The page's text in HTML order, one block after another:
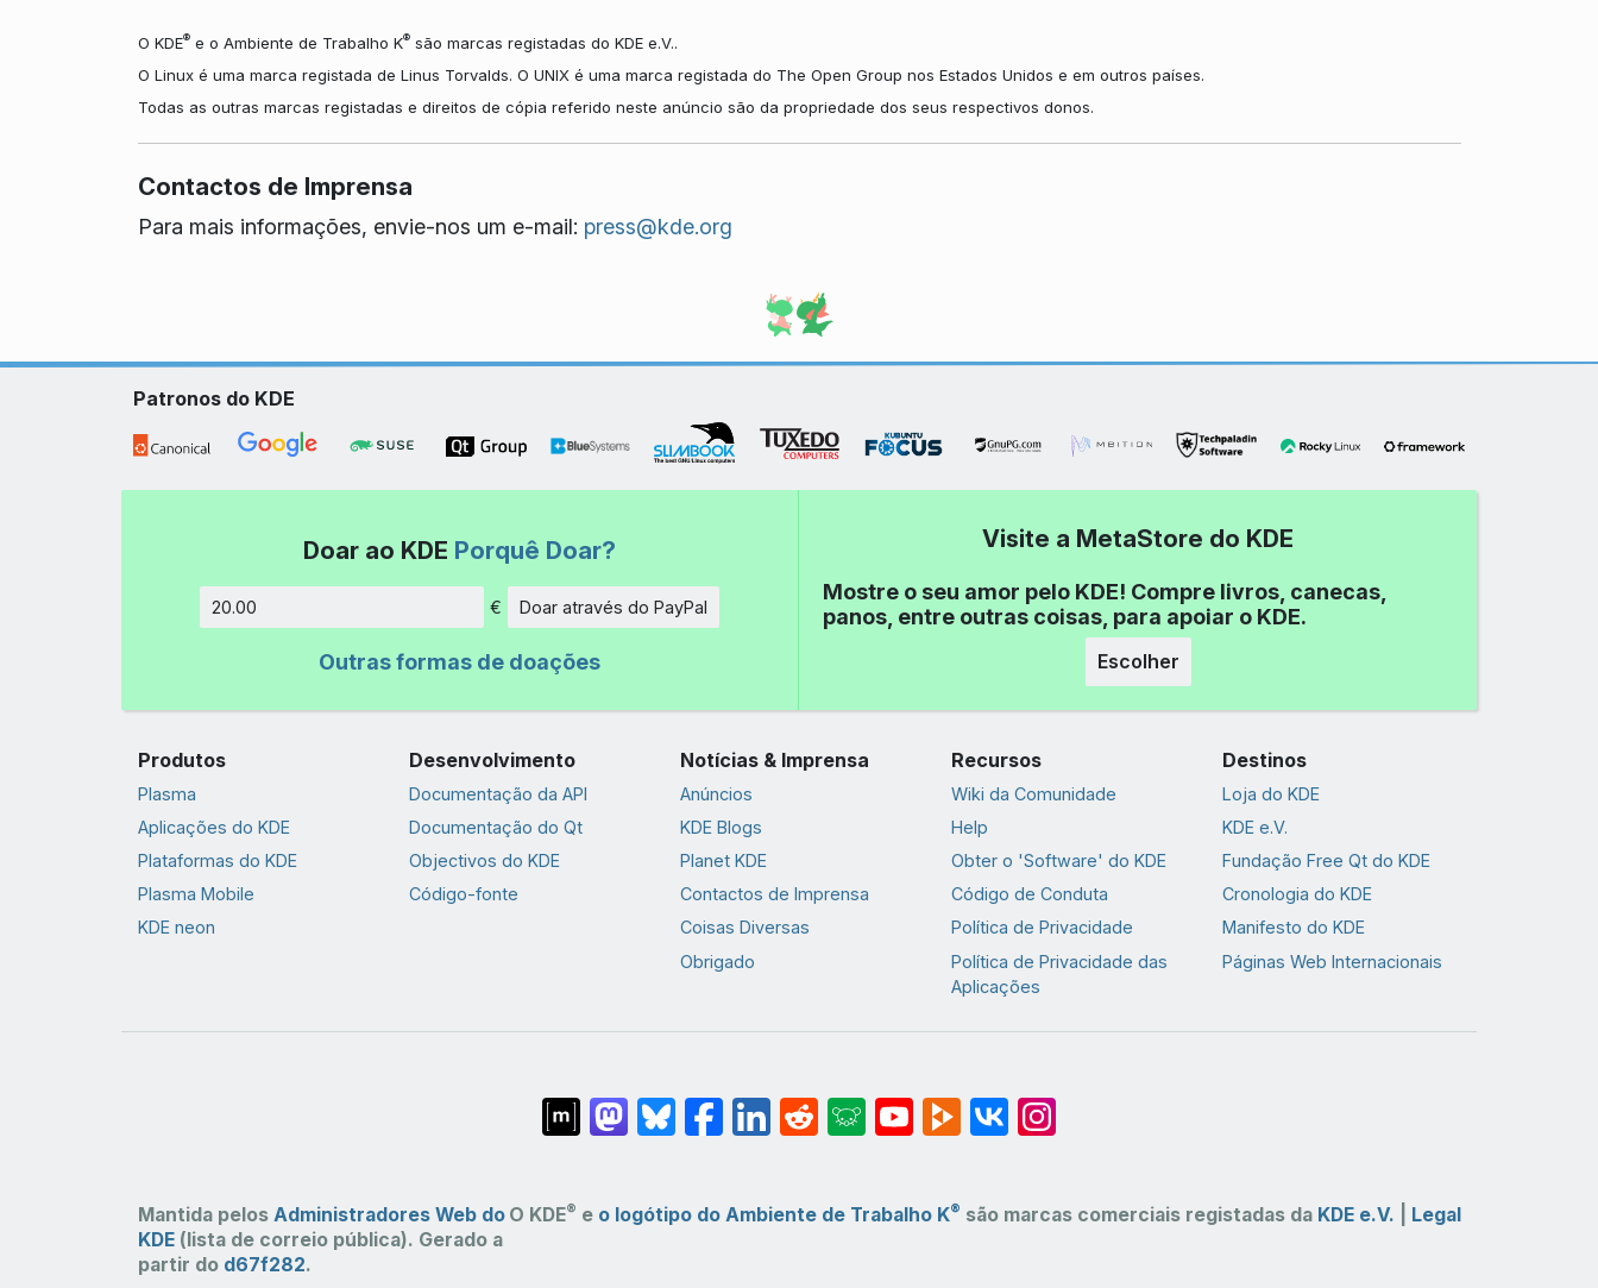
O KDE®e o Ambiente de Trabalho K®são marcas registadas do KDE e.V..
O Linux é uma marca registada de Linus Torvalds. O UNIX é uma marca registada do The Open Group nos Estados Unidos e em outros países.
Todas as outras marcas registadas e direitos de cópia referido neste anúncio são da propriedade dos seus respectivos donos.
Contactos de Imprensa
Para mais informações, envie-nos um e-mail: press@kde.org
Patronos do KDE
Doar ao KDE Porquê Doar?
Montante
€ Doar através do PayPal
Outras formas de doações
Visite a MetaStore do KDE
Mostre o seu amor pelo KDE! Compre livros, canecas,
panos, entre outras coisas, para apoiar o KDE.
Escolher
Produtos
Plasma
Aplicações do KDE
Plataformas do KDE
Plasma Mobile
KDE neon
Desenvolvimento
Documentação da API
Documentação do Qt
Objectivos do KDE
Código-fonte
Notícias & Imprensa
Anúncios
KDE Blogs
Planet KDE
Contactos de Imprensa
Coisas Diversas
Obrigado
Recursos
Wiki da Comunidade
Help
Obter o 'Software' do KDE
Código de Conduta
Política de Privacidade
Política de Privacidade das
Aplicações
Destinos
Loja do KDE
KDE e.V.
Fundação Free Qt do KDE
Cronologia do KDE
Manifesto do KDE
Páginas Web Internacionais
Mantida pelos Administradores Web do
KDE(lista de correio pública). Gerado a
partir do d67f282.
O KDE® e o logótipo do Ambiente de Trabalho K® são marcas comerciais registadas da KDE e.V. Legal